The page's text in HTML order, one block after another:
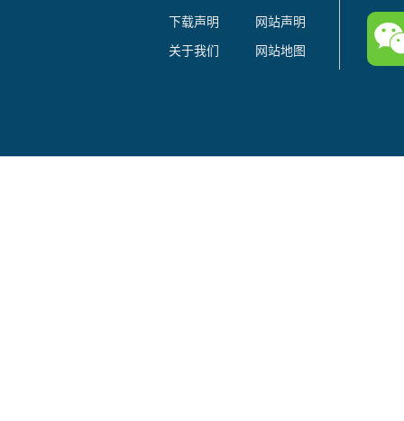
下载声明
网站声明
关于我们
网站地图